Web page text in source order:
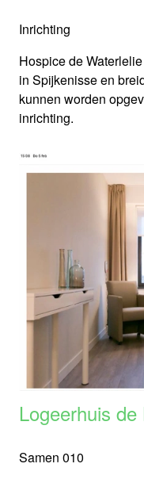
Inrichting
Hospice de
in Spijkenisse en
kunnen worden
inrichting.
Logeerhuis de
Samen 010